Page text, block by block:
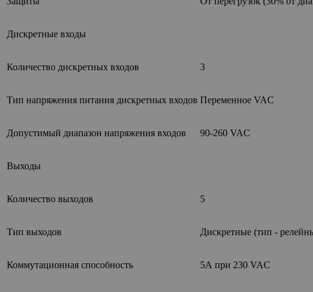
Дискретные входы
Количество дискретных входов 3
Тип напряжения питания дискретных входов Переменное VAC
Допустимый диапазон напряжения входов 90-260 VAC
Выходы
Количество выходов 5
Тип выходов Дискретные (тип -
Коммутационная способность 5А при 230 VAC